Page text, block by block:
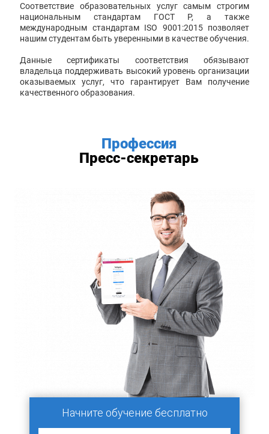
Соответствие образовательных услуг самым строгим
национальным стандартам ГОСТ Р, а также
международным стандартам ISO 9001:2015 позволяет
нашим студентам быть уверенными в качестве обучения.
Данные сертификаты соответствия обязывают
владельца поддерживать высокий уровень организации
оказываемых услуг, что гарантирует Вам получение
качественного образования.
Профессия
Пресс-секретарь
Начните обучение бесплатно